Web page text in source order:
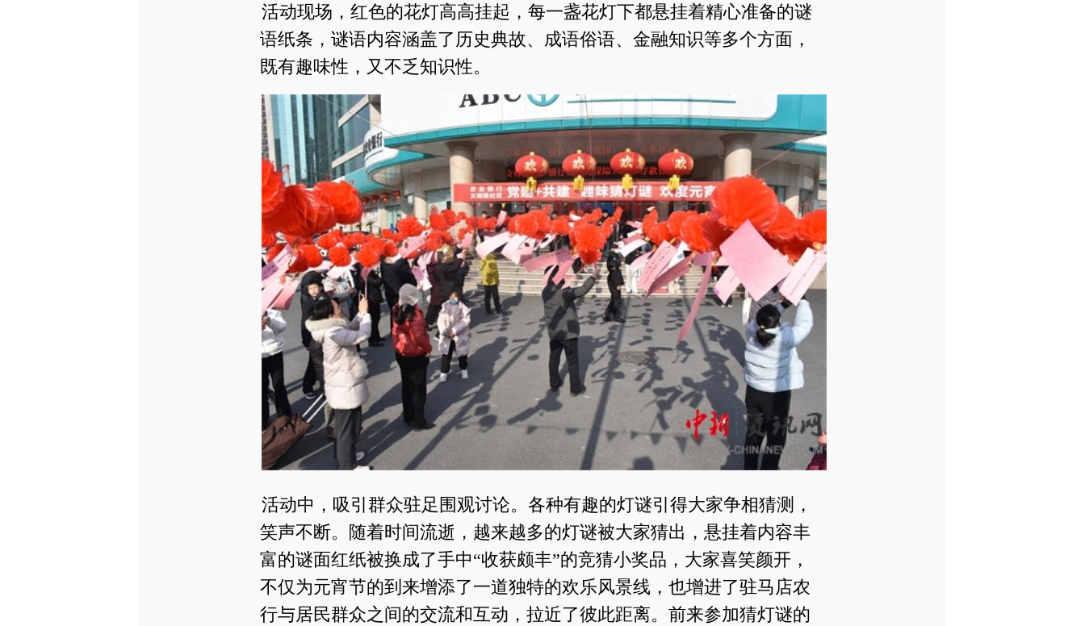
活动现场，红色的花灯高高挂起，每一盏花灯下都悬挂着精心准备的谜
语纸条，谜语内容涵盖了历史典故、成语俗语、金融知识等多个方面，
既有趣味性，又不乏知识性。
活动中，吸引群众驻足围观讨论。各种有趣的灯谜引得大家争相猜测，
笑声不断。随着时间流逝，越来越多的灯谜被大家猜出，悬挂着内容丰
富的谜面红纸被换成了手中“收获颇丰”的竞猜小奖品，大家喜笑颜开，
不仅为元宵节的到来增添了一道独特的欢乐风景线，也增进了驻马店农
行与居民群众之间的交流和互动，拉近了彼此距离。前来参加猜灯谜的